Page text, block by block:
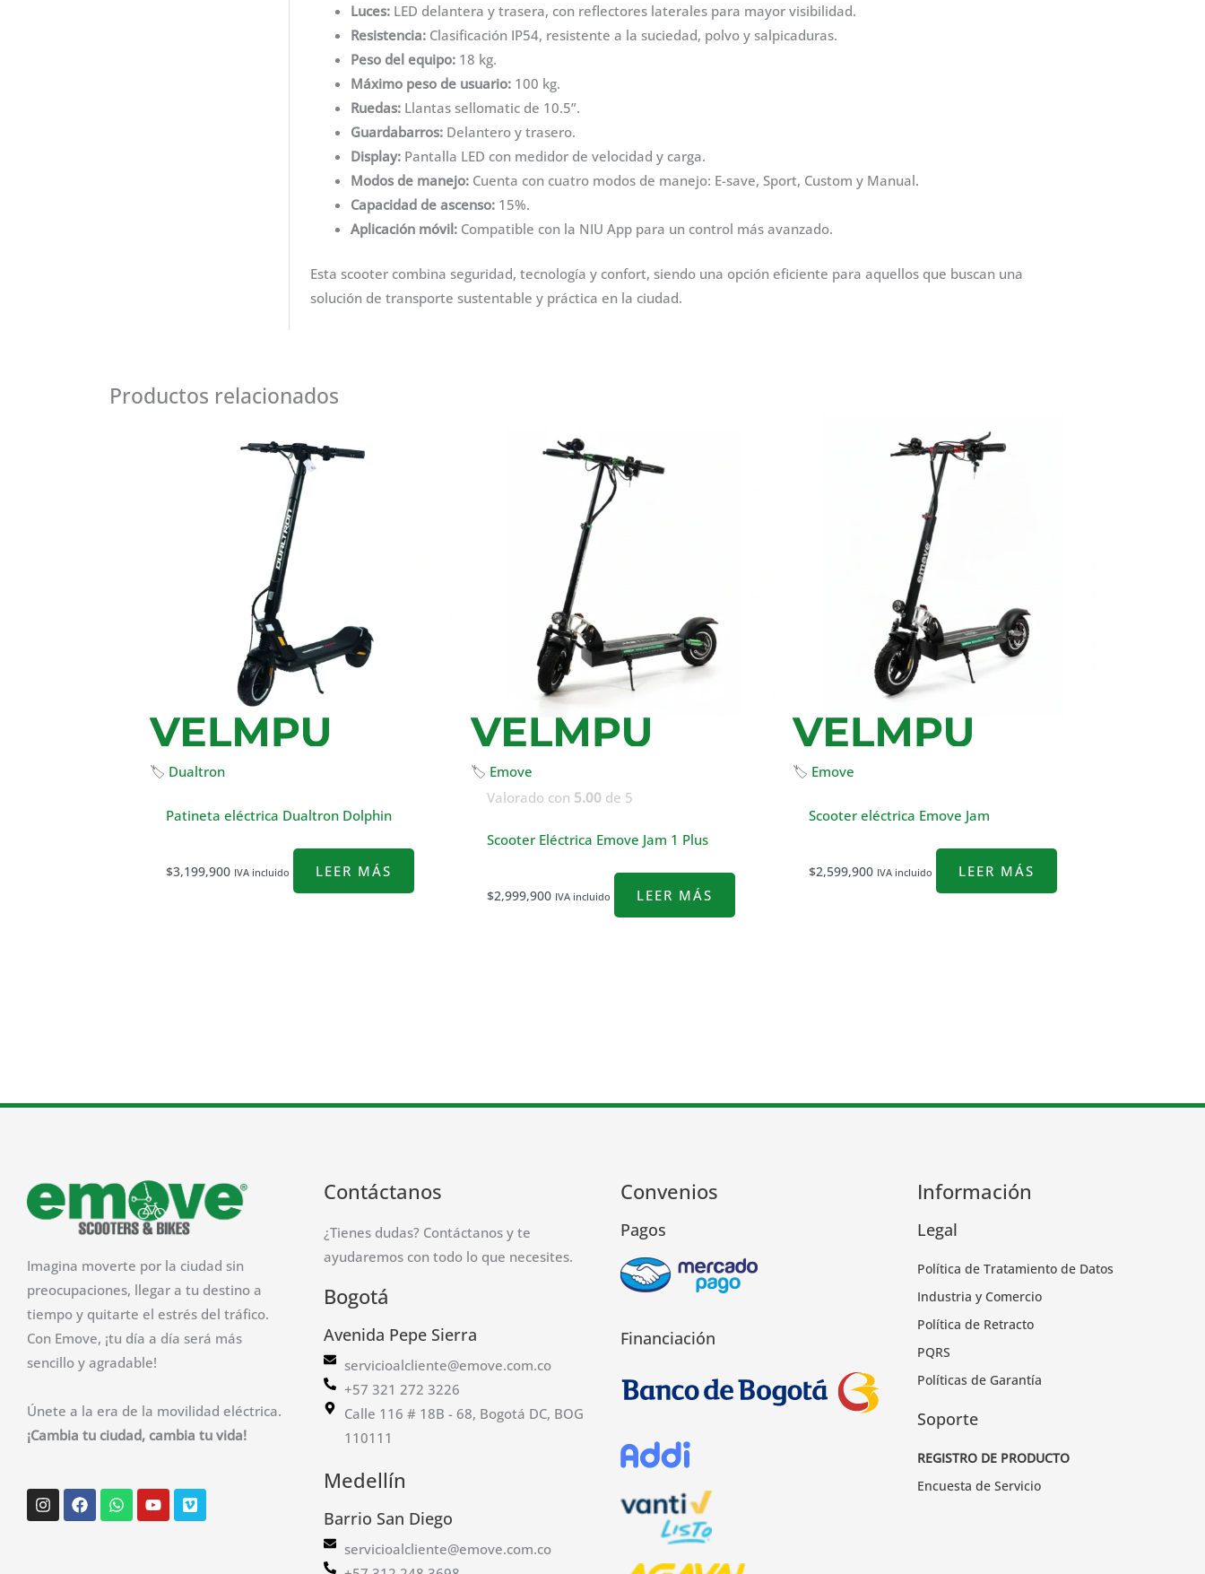
de
espera
Luces:LED delantera y trasera, con reflectores laterales para mayor visibilidad.
Resistencia:Clasificación IP54, resistente a la suciedad, polvo y salpicaduras.
Peso del equipo:18 kg.
Máximo peso de usuario:100 kg.
Ruedas:Llantas sellomatic de 10.5”.
Guardabarros:Delantero y trasero.
Display:Pantalla LED con medidor de velocidad y carga.
Modos de manejo:Cuenta con cuatro modos de manejo: E-save, Sport, Custom y Manual.
Capacidad de ascenso:15%.
Aplicación móvil:Compatible con la NIU App para un control más avanzado.
Esta scooter combina seguridad, tecnología y confort, siendo una opción eficiente para aquellos que buscan una
solución de transporte sustentable y práctica en la ciudad.
Productos relacionados
🏷 Dualtron
Patineta eléctrica Dualtron Dolphin
$3,199,900 IVA incluido LEER MÁS
🏷 Emove
Valorado con 5.00 de 5
Scooter Eléctrica Emove Jam 1 Plus
$2,999,900 IVA incluido LEER MÁS
🏷 Emove
Scooter eléctrica Emove Jam
$2,599,900 IVA incluido LEER MÁS
Imagina moverte por la ciudad sin
preocupaciones, llegar a tu destino a
tiempo y quitarte el estrés del tráfico.
Con Emove, ¡tu día a día será más
sencillo y agradable!
Únete a la era de la movilidad eléctrica.
¡Cambia tu ciudad, cambia tu vida!
Instagram
FacebookWhatsapp
YoutubeVimeo
Contáctanos
¿Tienes dudas? Contáctanos y te
ayudaremos con todo lo que necesites.
Bogotá
Avenida Pepe Sierra
servicioalcliente@emove.com.co
+57 321 272 3226
Calle 116 # 18B - 68, Bogotá DC, BOG
110111
Medellín
Barrio San Diego
servicioalcliente@emove.com.co
Convenios
Pagos
Financiación
Información
Legal
Política de Tratamiento de Datos
Industria y Comercio
Política de Retracto
PQRS
Políticas de Garantía
Soporte
REGISTRO DE PRODUCTO
Encuesta de Servicio